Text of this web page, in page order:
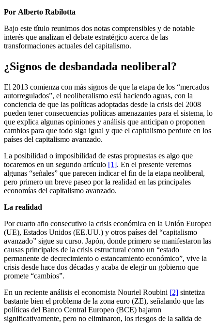
Por Alberto Rabilotta
Bajo este título reunimos dos notas comprensibles y de notable
interés que analizan el debate estratégico acerca de las
transformaciones actuales del capitalismo.
¿Signos de desbandada neoliberal?
El 2013 comienza con más signos de que la etapa de los “mercados
autorregulados”, el neoliberalismo está haciendo aguas, con la
conciencia de que las políticas adoptadas desde la crisis del 2008
pueden tener consecuencias políticas amenazantes para el sistema, lo
que explica algunas opiniones y análisis que anticipan o proponen
cambios para que todo siga igual y que el capitalismo perdure en los
países del capitalismo avanzado.
La posibilidad o imposibilidad de estas propuestas es algo que
tocaremos en un segundo artículo [1]. En el presente veremos
algunas “señales” que parecen indicar el fin de la etapa neoliberal,
pero primero un breve paseo por la realidad en las principales
economías del capitalismo avanzado.
La realidad
Por cuarto año consecutivo la crisis económica en la Unión Europea
(UE), Estados Unidos (EE.UU.) y otros países del “capitalismo
avanzado” sigue su curso. Japón, donde primero se manifestaron las
causas principales de la crisis estructural como un “estado
permanente de decrecimiento o estancamiento económico”, vive la
crisis desde hace dos décadas y acaba de elegir un gobierno que
promete “cambios”.
En un reciente análisis el economista Nouriel Roubini [2] sintetiza
bastante bien el problema de la zona euro (ZE), señalando que las
políticas del Banco Central Europeo (BCE) bajaron
significativamente, pero no eliminaron, los riesgos de la salida de